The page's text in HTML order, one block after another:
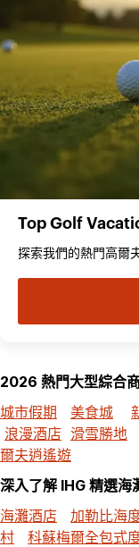
Top Golf
探索我們的熱門高爾
2026 熱門大型綜合
城市假期
美食城
浪漫酒店 滑雪勝地
爾夫逍遙遊
深入了解 IHG 精選海
海灘酒店
加勒比海
村
科蘇梅爾全包式